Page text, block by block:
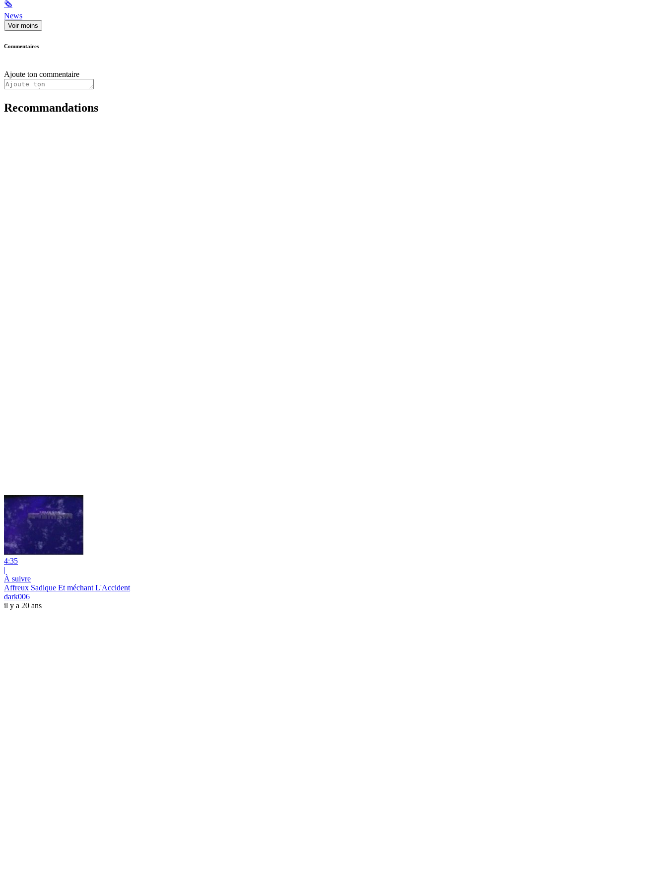
🗞
News
Voir moins
Commentaires
Ajoute ton commentaire
Recommandations
4:35
|
À suivre
Affreux Sadique Et méchant L'Accident
dark006
il y a 20 ans